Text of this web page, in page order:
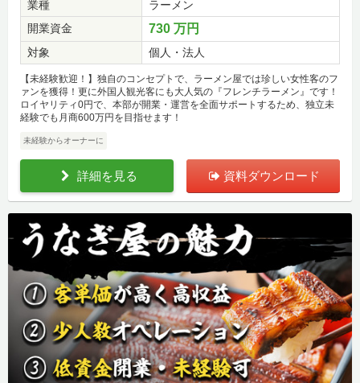
業種
ラーメン
開業資金
730 万円
対象 個人・法人
【未経験歓迎！】独自のコンセプトで、ラーメン屋では珍しい女性客のフ
ァンを獲得！更に外国人観光客にも大人気の『フレンチラーメン』です！
ロイヤリティ0円で、本部が開業・運営を全面サポートするため、独立未
経験でも月商600万円を目指せます！
未経験からオーナーに
詳細を見る 資料ダウンロード